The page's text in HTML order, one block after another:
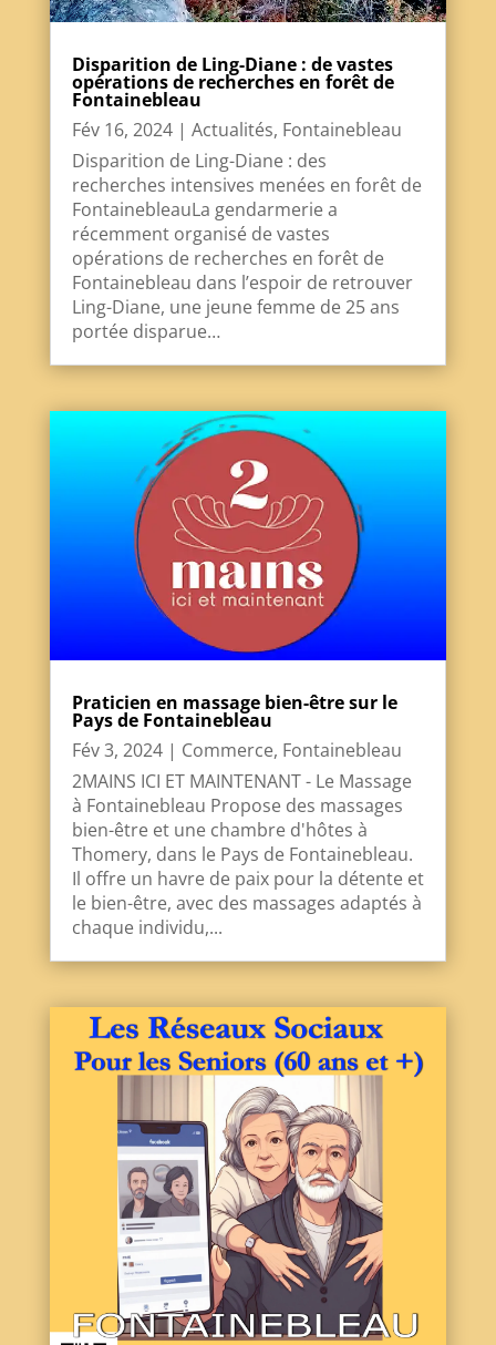
Disparition de Ling-Diane : de vastes
opérations de recherches en forêt de
Fontainebleau
Fév 16, 2024| Actualités, Fontainebleau
Disparition de Ling-Diane : des
recherches intensives menées en forêt de
FontainebleauLa gendarmerie a
récemment organisé de vastes
opérations de recherches en forêt de
Fontainebleau dans l’espoir de retrouver
Ling-Diane, une jeune femme de 25 ans
portée disparue…
Praticien en massage bien-être sur le
Pays de Fontainebleau
Fév 3, 2024| Commerce, Fontainebleau
2MAINS ICI ET MAINTENANT - Le Massage
à Fontainebleau Propose des massages
bien-être et une chambre d'hôtes à
Thomery, dans le Pays de Fontainebleau.
Il offre un havre de paix pour la détente et
le bien-être, avec des massages adaptés à
chaque individu,...